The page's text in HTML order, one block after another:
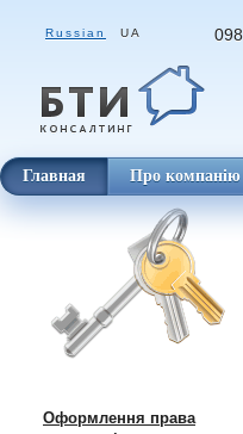
Russian UA 098
Главная Про компанію
Оформлення права